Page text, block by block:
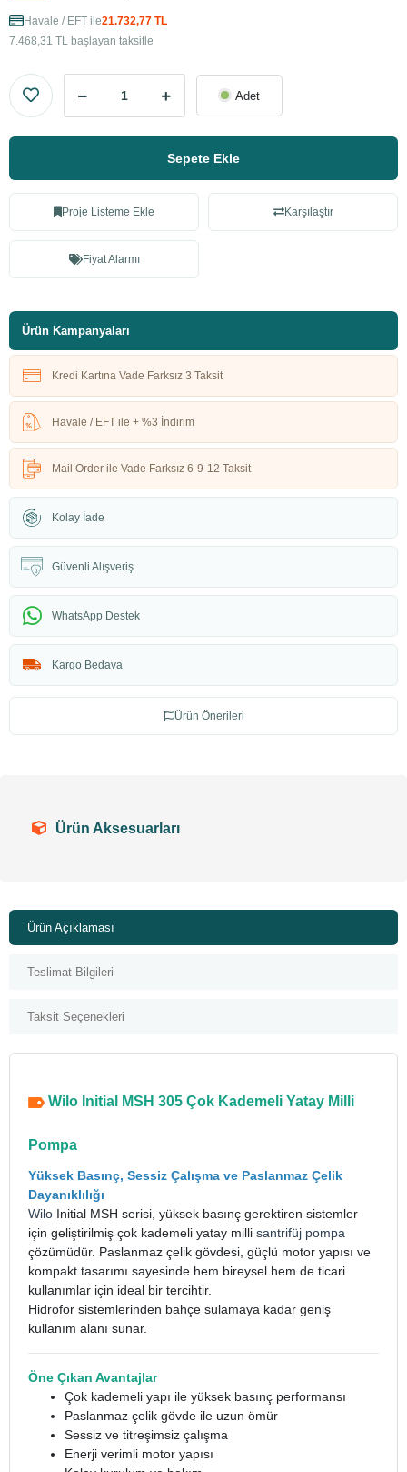
Havale / EFT ile21.732,77 TL
7.468,31 TL başlayan taksitle
Adet
Sepete Ekle
Proje Listeme Ekle Karşılaştır
Fiyat Alarmı
Ürün Kampanyaları
Kredi Kartına Vade Farksız 3 Taksit
Havale / EFT ile + %3 İndirim
Mail Order ile Vade Farksız 6-9-12 Taksit
Kolay İade
Güvenli Alışveriş
WhatsApp Destek
Kargo Bedava
Ürün Önerileri
Ürün Aksesuarları
Ürün Açıklaması
Teslimat Bilgileri
Taksit Seçenekleri
Wilo Initial MSH 305 Çok Kademeli Yatay Milli
Pompa
Yüksek Basınç, Sessiz Çalışma ve Paslanmaz Çelik
Dayanıklılığı
Wilo Initial MSH serisi, yüksek basınç gerektiren sistemler
için geliştirilmiş çok kademeli yatay milli santrifüj pompa
çözümüdür. Paslanmaz çelik gövdesi, güçlü motor yapısı ve
kompakt tasarımı sayesinde hem bireysel hem de ticari
kullanımlar için ideal bir tercihtir.
Hidrofor sistemlerinden bahçe sulamaya kadar geniş
kullanım alanı sunar.
Öne Çıkan Avantajlar
Çok kademeli yapı ile yüksek basınç performansı
Paslanmaz çelik gövde ile uzun ömür
Sessiz ve titreşimsiz çalışma
Enerji verimli motor yapısı